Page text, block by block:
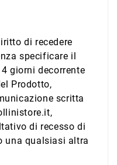
di recedere
specificare il
giorni decorrente
Prodotto,
scritta
di recesso di
una qualsiasi altra